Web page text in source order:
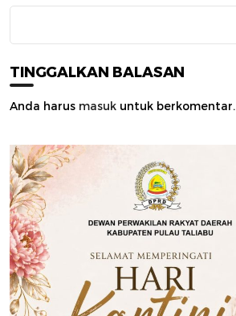
TINGGALKAN BALASAN
Anda harus masuk untuk berkomentar.